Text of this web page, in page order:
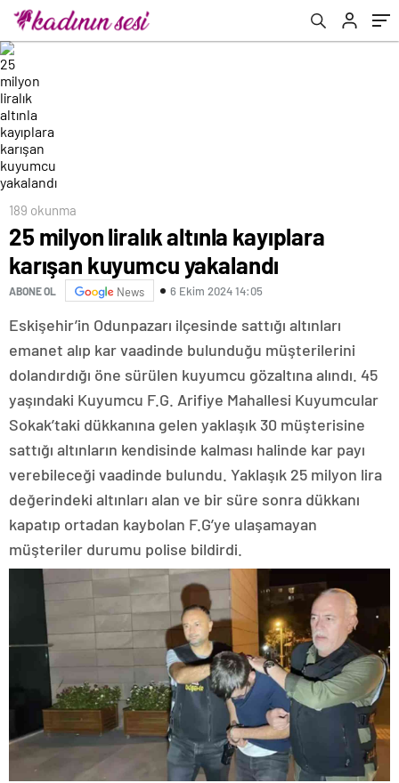
189 okunma
25 milyon liralık altınla kayıplara
karışan kuyumcu yakalandı
ABONE OL News 6 Ekim 2024 14:05
Eskişehir’in Odunpazarı ilçesinde sattığı altınları
emanet alıp kar vaadinde bulunduğu müşterilerini
dolandırdığı öne sürülen kuyumcu gözaltına alındı. 45
yaşındaki Kuyumcu F.G. Arifiye Mahallesi Kuyumcular
Sokak’taki dükkanına gelen yaklaşık 30 müşterisine
sattığı altınların kendisinde kalması halinde kar payı
verebileceği vaadinde bulundu. Yaklaşık 25 milyon lira
değerindeki altınları alan ve bir süre sonra dükkanı
kapatıp ortadan kaybolan F.G’ye ulaşamayan
müşteriler durumu polise bildirdi.
takıntılıydı